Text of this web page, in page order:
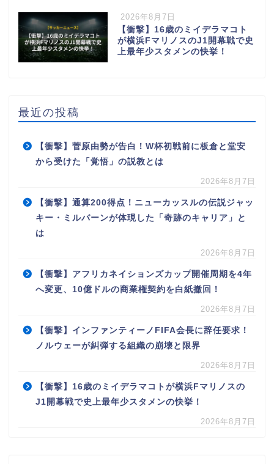
2026年8月7日
【衝撃】16歳のミイデラマコト
が横浜FマリノスのJ1開幕戦で史
上最年少スタメンの快挙！
最近の投稿
【衝撃】菅原由勢が告白！W杯初戦前に板倉と堂安
から受けた「覚悟」の説教とは
2026年8月7日
【衝撃】通算200得点！ニューカッスルの伝説ジャッ
キー・ミルバーンが体現した「奇跡のキャリア」と
は
2026年8月7日
【衝撃】アフリカネイションズカップ開催周期を4年
へ変更、10億ドルの商業権契約を白紙撤回！
2026年8月7日
【衝撃】インファンティーノFIFA会長に辞任要求！
ノルウェーが糾弾する組織の崩壊と限界
2026年8月7日
【衝撃】16歳のミイデラマコトが横浜Fマリノスの
J1開幕戦で史上最年少スタメンの快挙！
2026年8月7日